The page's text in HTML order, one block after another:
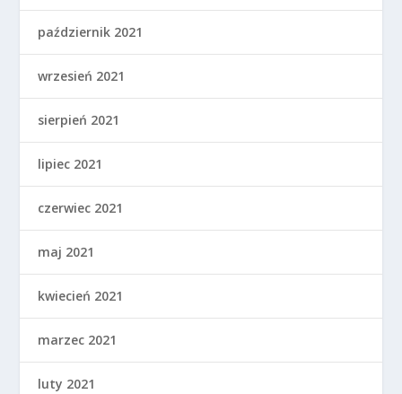
październik 2021
wrzesień 2021
sierpień 2021
lipiec 2021
czerwiec 2021
maj 2021
kwiecień 2021
marzec 2021
luty 2021